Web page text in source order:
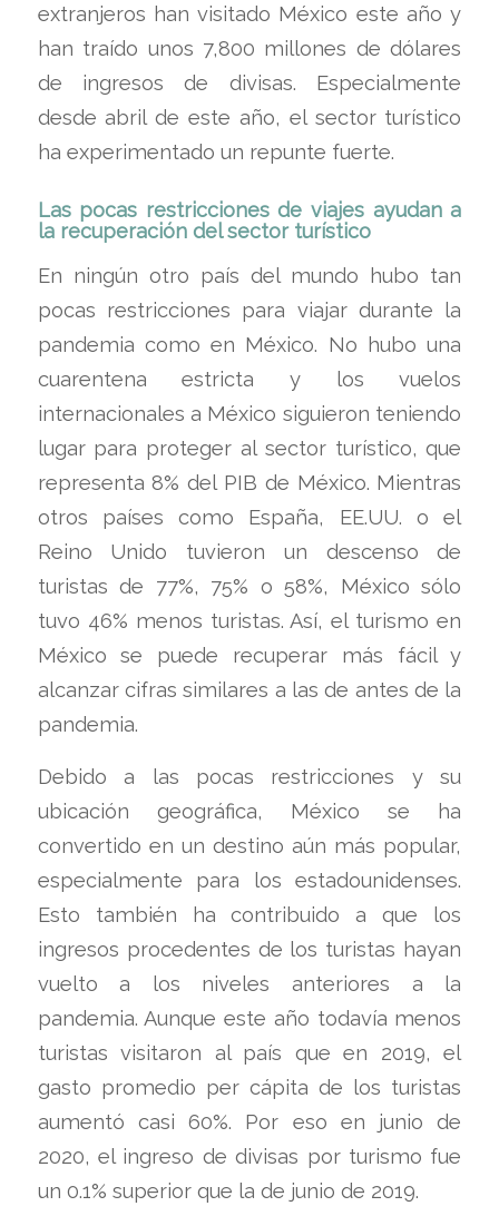
extranjeros han visitado México este año y
han traído unos 7,800 millones de dólares
de ingresos de divisas. Especialmente
desde abril de este año, el sector turístico
ha experimentado un repunte fuerte.
Las pocas restricciones de viajes ayudan a
la recuperación del sector turístico
En ningún otro país del mundo hubo tan
pocas restricciones para viajar durante la
pandemia como en México. No hubo una
cuarentena estricta y los vuelos
internacionales a México siguieron teniendo
lugar para proteger al sector turístico, que
representa 8% del PIB de México. Mientras
otros países como España, EE.UU. o el
Reino Unido tuvieron un descenso de
turistas de 77%, 75% o 58%, México sólo
tuvo 46% menos turistas. Así, el turismo en
México se puede recuperar más fácil y
alcanzar cifras similares a las de antes de la
pandemia.
Debido a las pocas restricciones y su
ubicación geográfica, México se ha
convertido en un destino aún más popular,
especialmente para los estadounidenses.
Esto también ha contribuido a que los
ingresos procedentes de los turistas hayan
vuelto a los niveles anteriores a la
pandemia. Aunque este año todavía menos
turistas visitaron al país que en 2019, el
gasto promedio per cápita de los turistas
aumentó casi 60%. Por eso en junio de
2020, el ingreso de divisas por turismo fue
un 0.1% superior que la de junio de 2019.